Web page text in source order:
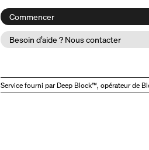
Commencer
Besoin d’aide ? Nous contacter
Service fourni par Deep Block™, opérateur de